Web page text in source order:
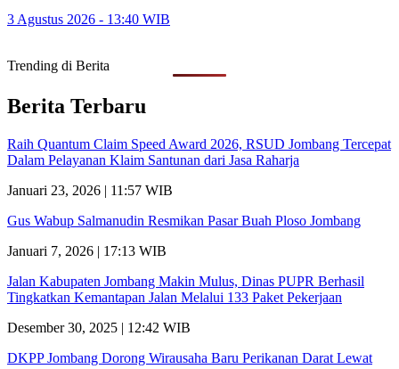
3 Agustus 2026 - 13:40 WIB
Trending di Berita
Berita Terbaru
Raih Quantum Claim Speed Award 2026, RSUD Jombang Tercepat
Dalam Pelayanan Klaim Santunan dari Jasa Raharja
Januari 23, 2026 | 11:57 WIB
Gus Wabup Salmanudin Resmikan Pasar Buah Ploso Jombang
Januari 7, 2026 | 17:13 WIB
Jalan Kabupaten Jombang Makin Mulus, Dinas PUPR Berhasil
Tingkatkan Kemantapan Jalan Melalui 133 Paket Pekerjaan
Desember 30, 2025 | 12:42 WIB
DKPP Jombang Dorong Wirausaha Baru Perikanan Darat Lewat